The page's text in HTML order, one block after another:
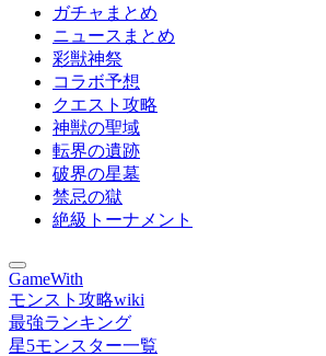
ガチャまとめ
ニュースまとめ
彩獣神祭
コラボ予想
クエスト攻略
神獣の聖域
転界の遺跡
破界の星墓
禁忌の獄
絶級トーナメント
GameWith
モンスト攻略wiki
最強ランキング
星5モンスター一覧